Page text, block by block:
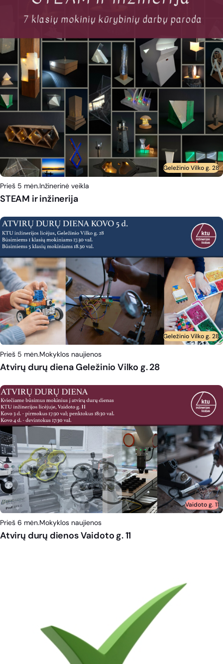
Geležinio Vilko g. 28
Prieš 5 mėn.Inžinerinė veikla
STEAM ir inžinerija
Geležinio Vilko g. 28
Prieš 5 mėn.Mokyklos naujienos
Atvirų durų diena Geležinio Vilko g. 28
Vaidoto g. 11
Prieš 6 mėn.Mokyklos naujienos
Atvirų durų dienos Vaidoto g. 11